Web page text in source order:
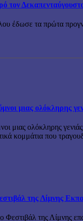
τον
έδωσε τα πρώτα
μιας ολόκληρης
μιας ολόκληρης
κομμάτια που
της Λίμνης
Φεστιβάλ της Λίμνης